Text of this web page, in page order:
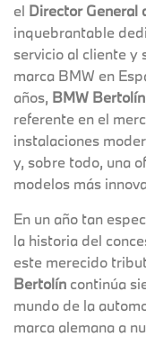
el Director General
inquebrantable
servicio al cliente y
marca BMW en
años, BMW Bertolín
referente en el
instalaciones
y, sobre todo, una
modelos más
En un año tan
la historia del
este merecido
Bertolín continúa
mundo de la
marca alemana a